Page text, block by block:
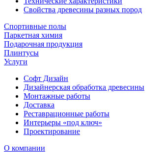
Свойства древесины разных пород
Спортивные полы
Паркетная химия
Подарочная продукция
Плинтусы
Услуги
Софт Дизайн
Дизайнерская обработка древесины
Монтажные работы
Доставка
Реставрационные работы
Интерьеры «под ключ»
Проектирование
О компании